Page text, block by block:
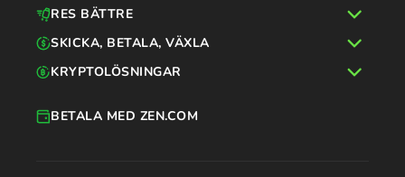
BETALA MED ZEN.COM
RES BÄTTRE
SKICKA, BETALA, VÄXLA
KRYPTOLÖSNINGAR